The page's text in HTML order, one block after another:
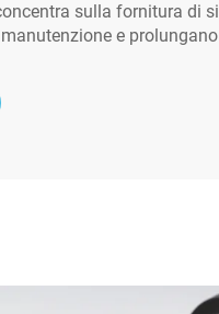
sulla fornitura di
e